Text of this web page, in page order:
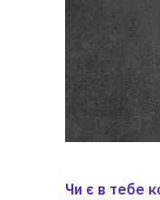
Чи є в тебе